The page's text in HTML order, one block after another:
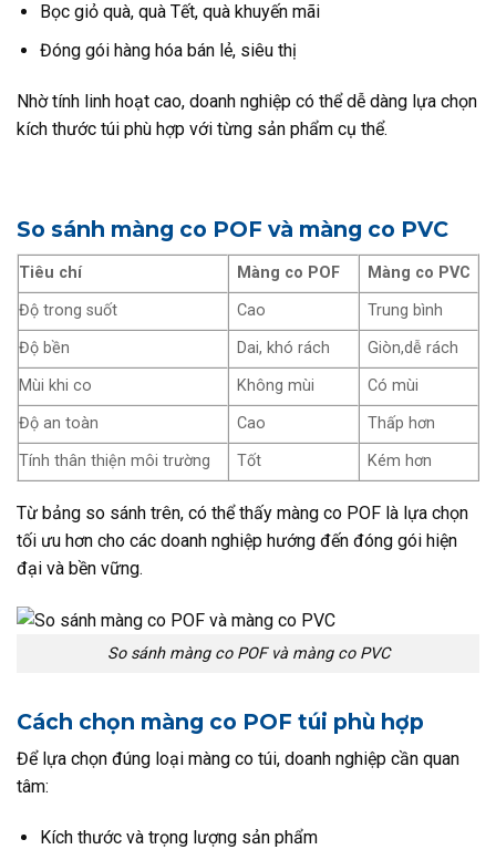
Bọc giỏ quà, quà Tết, quà khuyến mãi
Đóng gói hàng hóa bán lẻ, siêu thị
Nhờ tính linh hoạt cao, doanh nghiệp có thể dễ dàng lựa chọn
kích thước túi phù hợp với từng sản phẩm cụ thể.
So sánh màng co POF và màng co PVC
Tiêu chí Màng co POF
Màng co PVC
Độ trong suốt
Cao
Trung bình
Độ bền
Dai, khó rách
Giòn,dễ rách
Mùi khi co
Không mùi
Có mùi
Độ an toàn
Cao
Thấp hơn
Tính thân thiện môi trường
Tốt Kém hơn
Từ bảng so sánh trên, có thể thấy màng co POF là lựa chọn
tối ưu hơn cho các doanh nghiệp hướng đến đóng gói hiện
đại và bền vững.
So sánh màng co POF và màng co PVC
Cách chọn màng co POF túi phù hợp
Để lựa chọn đúng loại màng co túi, doanh nghiệp cần quan
tâm:
Kích thước và trọng lượng sản phẩm